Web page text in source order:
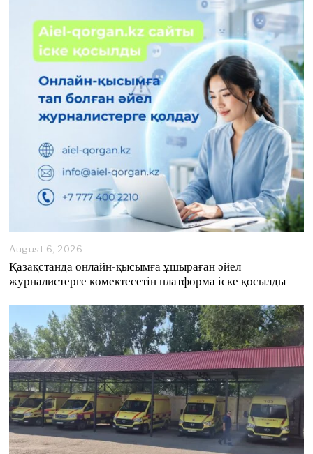
August 6, 2026
g
u
t
6
,
2
0
2
6
Қазақстанда онлайн-қысымға ұшыраған әйел
журналистерге көмектесетін платформа іске қосылды